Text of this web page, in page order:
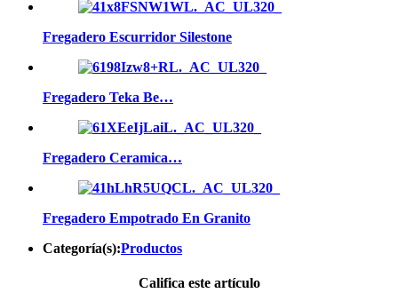
Fregadero Escurridor Silestone
Fregadero Teka Be…
Fregadero Ceramica…
Fregadero Empotrado En Granito
Categoría(s):Productos
Califica este artículo